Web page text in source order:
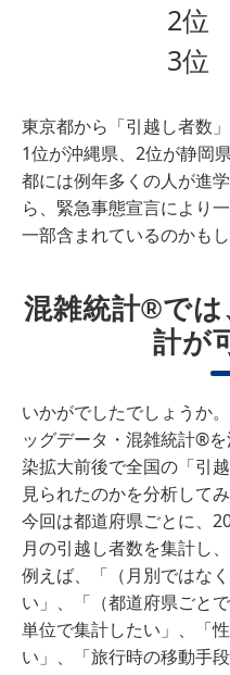
2位
3位
東京都から「引越し者数
1位が沖縄県、2位が静岡
都には例年多くの人が進
ら、緊急事態宣言により
一部含まれているのかもし
混雑統計®で
計が
いかがでしたでしょうか
ッグデータ・混雑統計®
染拡大前後で全国の「引
見られたのかを分析してみ
今回は都道府県ごとに、
月の引越し者数を集計し
例えば、「（月別ではな
い」、「（都道府県ごと
単位で集計したい」、「
い」、「旅行時の移動手